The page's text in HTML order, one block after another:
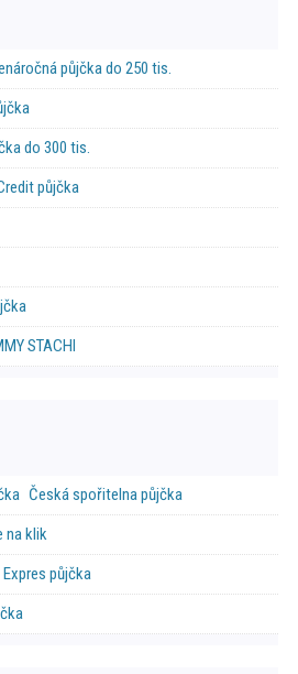
půjčka do 250 tis.
do 300 tis.
půjčka
STACHI
Česká spořitelna půjčka
na klik
Expres půjčka